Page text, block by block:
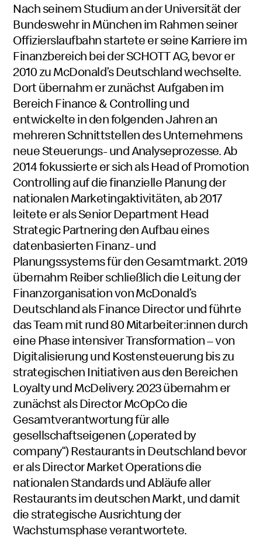
Nach seinem Studium an der Universität der
Bundeswehr in München im Rahmen seiner
Offizierslaufbahn startete er seine Karriere im
Finanzbereich bei der SCHOTT AG, bevor er
2010 zu McDonald’s Deutschland wechselte.
Dort übernahm er zunächst Aufgaben im
Bereich Finance & Controlling und
entwickelte in den folgenden Jahren an
mehreren Schnittstellen des Unternehmens
neue Steuerungs- und Analyseprozesse. Ab
2014 fokussierte er sich als Head of Promotion
Controlling auf die finanzielle Planung der
nationalen Marketingaktivitäten, ab 2017
leitete er als Senior Department Head
Strategic Partnering den Aufbau eines
datenbasierten Finanz- und
Planungssystems für den Gesamtmarkt. 2019
übernahm Reiber schließlich die Leitung der
Finanzorganisation von McDonald’s
Deutschland als Finance Director und führte
das Team mit rund 80 Mitarbeiter:innen durch
eine Phase intensiver Transformation – von
Digitalisierung und Kostensteuerung bis zu
strategischen Initiativen aus den Bereichen
Loyalty und McDelivery. 2023 übernahm er
zunächst als Director McOpCo die
Gesamtverantwortung für alle
gesellschaftseigenen („operated by
company“) Restaurants in Deutschland bevor
er als Director Market Operations die
nationalen Standards und Abläufe aller
Restaurants im deutschen Markt, und damit
die strategische Ausrichtung der
Wachstumsphase verantwortete.